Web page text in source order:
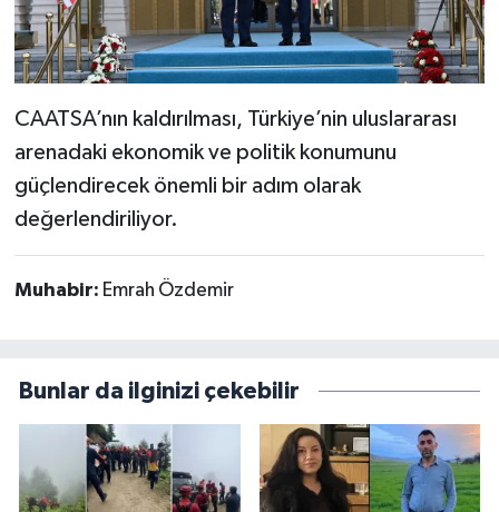
CAATSA’nın kaldırılması, Türkiye’nin uluslararası
arenadaki ekonomik ve politik konumunu
güçlendirecek önemli bir adım olarak
değerlendiriliyor.
Muhabir: Emrah Özdemir
Bunlar da ilginizi çekebilir